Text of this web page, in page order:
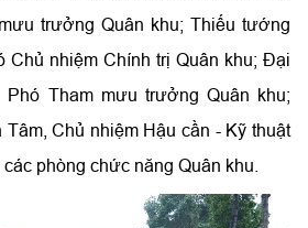
trưởng Quân khu; Thiếu tướng
Chủ nhiệm Chính trị Quân khu; Đại
Phó Tham mưu trưởng Quân khu;
Chủ nhiệm Hậu cần - Kỹ thuật
phòng chức năng Quân khu.